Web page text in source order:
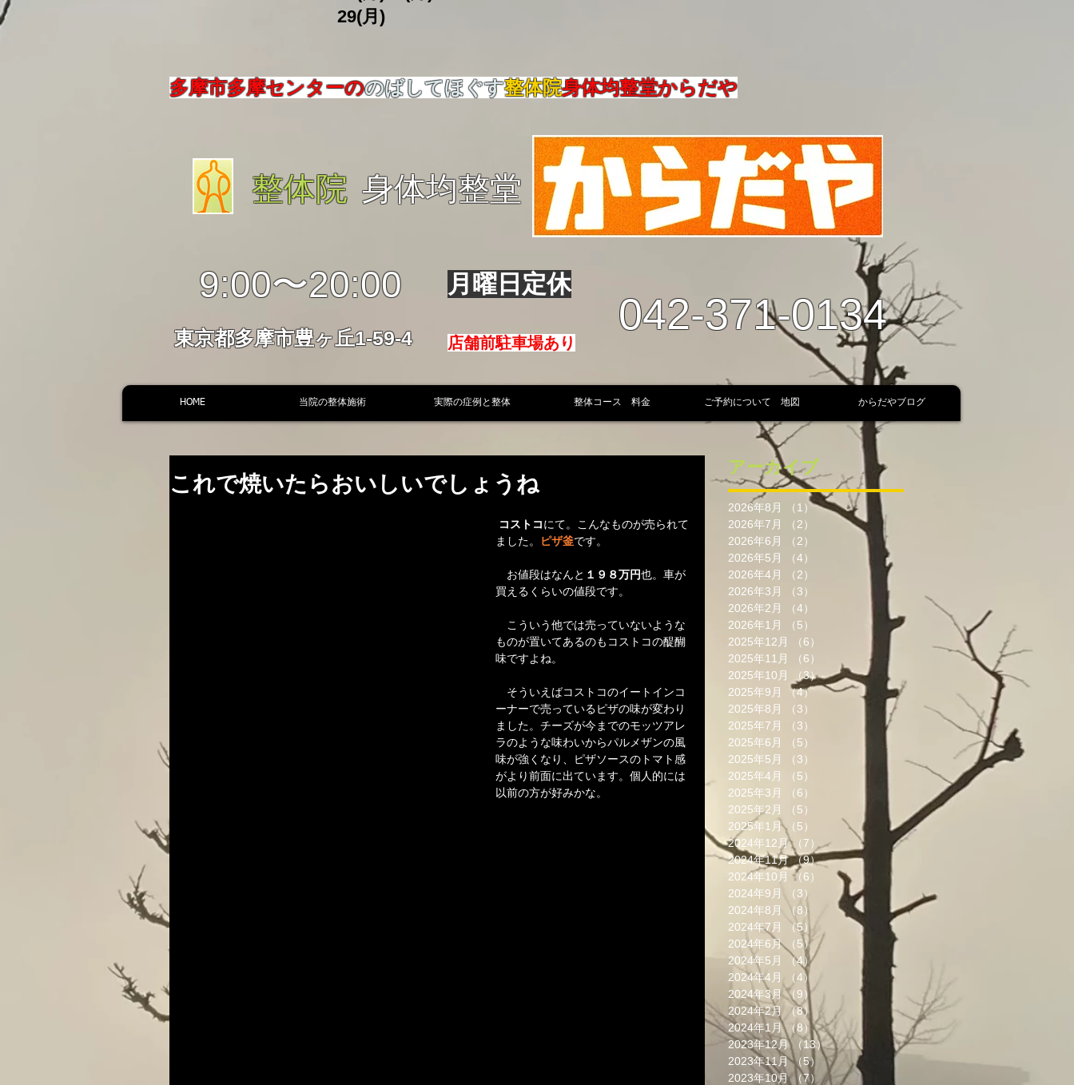
​ 29(月)
多摩市多摩センターののばしてほぐす整体院身体均整堂からだや
整体院 身体均整堂
9:00〜20:00
東京都多摩市豊ヶ丘1-59-4
月曜日定休
店舗前駐車場あり
042-371-0134
HOME 当院の整体施術 実際の症例と整体 整体コース 料金 ご予約について 地図 からだやブログ
これで焼いたらおいしいでしょうね
コストコにて。こんなものが売られて
ました。
ピザ釜です。
お値段はなんと １９８万円也。車が
買えるくらいの値段です。
こういう他では売っていないような
ものが置いてあるのもコストコの醍醐
味ですよね。
そういえばコストコのイートインコ
ーナーで売っているピザの味が変わり
ました。チーズが今までのモッツアレ
ラのような味わいからパルメザンの風
味が強くなり、ピザソースのトマト感
がより前面に出ています。個人的には
以前の方が好みかな。
アーカイブ
2026年8月 （1）1件の記事
2026年7月
（2）
2件の記事
2026年6月
（2）
2026年5月
（4）
2026年4月
（2）
2026年3月
（3）
2026年2月
（4）
2026年1月
（5）
2025年12月
（6）
2025年11月
（6）
6件の記事
2025年10月
（3）3件の記事
2025年9月
（4） 4件の記事
2025年8月
（3）
2025年7月
（3）
2025年6月
（5）
2025年5月
（3）
2025年4月
（5）
2025年3月
（6）
2025年2月
（5）
5件の記事
2025年1月 （5）
5件の記事
2024年12月 （7）
7件の記事
2024年11月 （9）9件の記事
2024年10月 （6）
6件の記事
2024年9月
（3）
3件の記事
2024年8月
（8）
8件の記事
2024年7月
（5） 5件の記事
2024年6月
（5） 5件の記事
2024年5月
（4）4件の記事
2024年4月
（4）
4件の記事
2024年3月 （9） 9件の記事
2024年2月
（8） 8件の記事
2024年1月 （8）8件の記事
2023年12月 （13）13件の記事
2023年11月 （5）
5件の記事
2023年10月 （7） 7件の記事